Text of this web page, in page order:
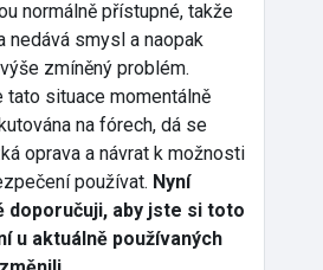
normálně přístupné, takže
nedává smysl a naopak
zmíněný problém.
tato situace momentálně
na fórech, dá se
oprava a návrat k možnosti
používat. Nyní
doporučuji, aby jste si toto
u aktuálně používaných